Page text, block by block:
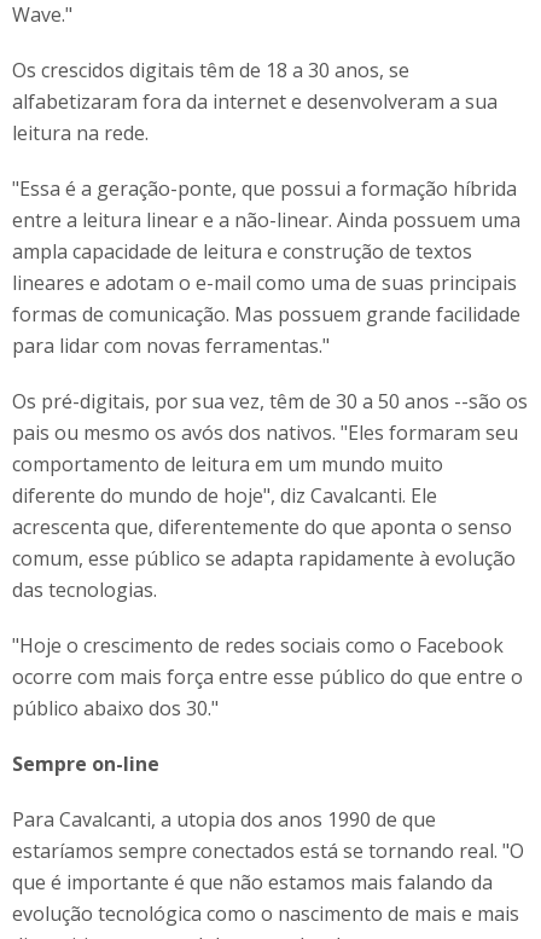
Wave."
Os crescidos digitais têm de 18 a 30 anos, se
alfabetizaram fora da internet e desenvolveram a sua
leitura na rede.
"Essa é a geração-ponte, que possui a formação híbrida
entre a leitura linear e a não-linear. Ainda possuem uma
ampla capacidade de leitura e construção de textos
lineares e adotam o e-mail como uma de suas principais
formas de comunicação. Mas possuem grande facilidade
para lidar com novas ferramentas."
Os pré-digitais, por sua vez, têm de 30 a 50 anos --são os
pais ou mesmo os avós dos nativos. "Eles formaram seu
comportamento de leitura em um mundo muito
diferente do mundo de hoje", diz Cavalcanti. Ele
acrescenta que, diferentemente do que aponta o senso
comum, esse público se adapta rapidamente à evolução
das tecnologias.
"Hoje o crescimento de redes sociais como o Facebook
ocorre com mais força entre esse público do que entre o
público abaixo dos 30."
Sempre on-line
Para Cavalcanti, a utopia dos anos 1990 de que
estaríamos sempre conectados está se tornando real. "O
que é importante é que não estamos mais falando da
evolução tecnológica como o nascimento de mais e mais